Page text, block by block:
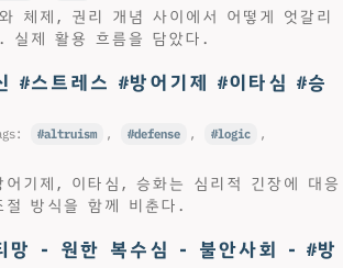
체제, 권리 개념 사이에서 어떻게 엇갈리
실제 활용 흐름을 담았다.
#스트레스 #방어기제 #이타심 #승
altruism , defense , logic
,
어기제, 이타심, 승화는 심리적 긴장에 대응
방식을 함께 비춘다.
망 - 원한 복수심 - 불안사회 - #방